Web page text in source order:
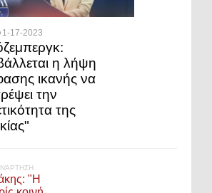
1-17-2023
η λήψη
ικανής να
την
της
"Η